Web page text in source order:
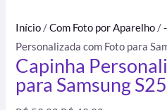
Início /Com Foto por Aparelho /
Personalizada com Foto para
Capinha
para Samsung